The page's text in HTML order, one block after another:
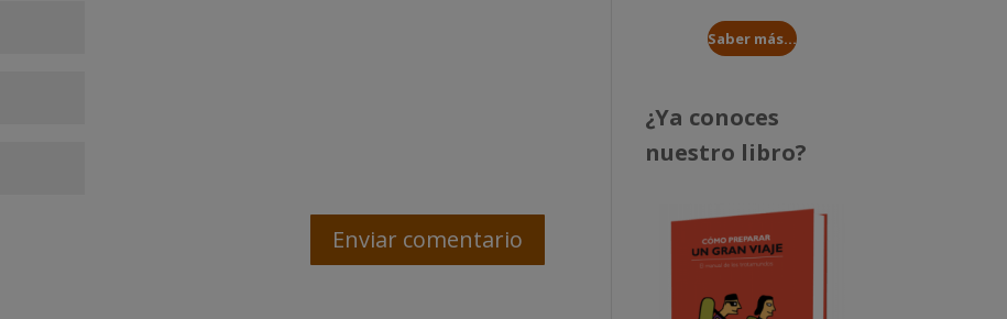
Saber más...
¿Ya conoces
nuestro libro?